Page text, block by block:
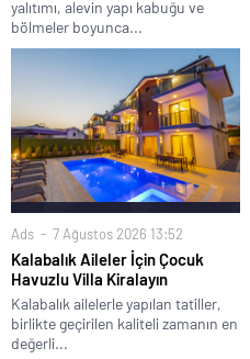
yalıtımı, alevin yapı kabuğu ve
bölmeler boyunca...
Ads 7 Ağustos 2026 13:52
Kalabalık Aileler İçin Çocuk
Havuzlu Villa Kiralayın
Kalabalık ailelerle yapılan tatiller,
birlikte geçirilen kaliteli zamanın en
değerli...